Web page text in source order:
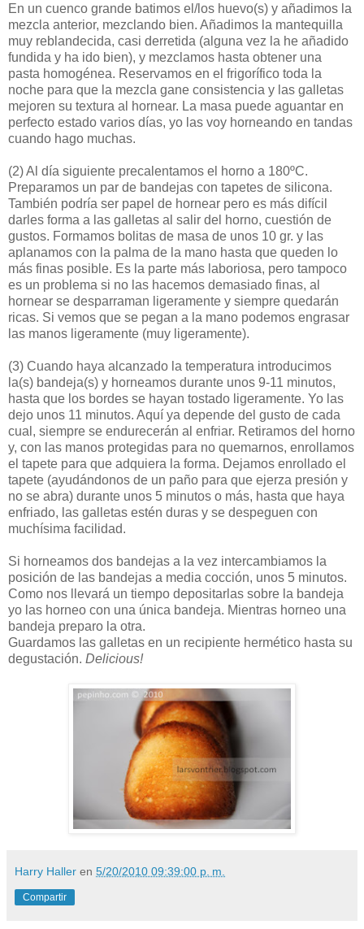
En un cuenco grande batimos el/los huevo(s) y añadimos la
mezcla anterior, mezclando bien. Añadimos la mantequilla
muy reblandecida, casi derretida (alguna vez la he añadido
fundida y ha ido bien), y mezclamos hasta obtener una
pasta homogénea. Reservamos en el frigorífico toda la
noche para que la mezcla gane consistencia y las galletas
mejoren su textura al hornear. La masa puede aguantar en
perfecto estado varios días, yo las voy horneando en tandas
cuando hago muchas.
(2)Al día siguiente precalentamos el horno a 180ºC.
Preparamos un par de bandejas con tapetes de silicona.
También podría ser papel de hornear pero es más difícil
darles forma a las galletas al salir del horno, cuestión de
gustos. Formamos bolitas de masa de unos 10 gr. y las
aplanamos con la palma de la mano hasta que queden lo
más finas posible. Es la parte más laboriosa, pero tampoco
es un problema si no las hacemos demasiado finas, al
hornear se desparraman ligeramente y siempre quedarán
ricas. Si vemos que se pegan a la mano podemos engrasar
las manos ligeramente (muy ligeramente).
(3) Cuando haya alcanzado la temperatura introducimos
la(s) bandeja(s) y horneamos durante unos 9-11 minutos,
hasta que los bordes se hayan tostado ligeramente. Yo las
dejo unos 11 minutos. Aquí ya depende del gusto de cada
cual, siempre se endurecerán al enfriar. Retiramos del horno
y, con las manos protegidas para no quemarnos, enrollamos
el tapete para que adquiera la forma. Dejamos enrollado el
tapete (ayudándonos de un paño para que ejerza presión y
no se abra) durante unos 5 minutos o más, hasta que haya
enfriado, las galletas estén duras y se despeguen con
muchísima facilidad.
Si horneamos dos bandejas a la vez intercambiamos la
posición de las bandejas a media cocción, unos 5 minutos.
Como nos llevará un tiempo depositarlas sobre la bandeja
yo las horneo con una única bandeja. Mientras horneo una
bandeja preparo la otra.
Guardamos las galletas en un recipiente hermético hasta su
degustación. Delicious!
Harry Haller en 5/20/2010 09:39:00 p. m.
Compartir